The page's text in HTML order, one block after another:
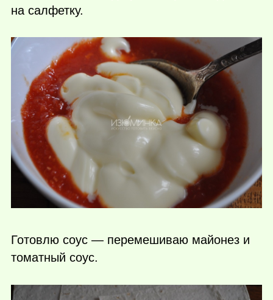
на салфетку.
Готовлю соус — перемешиваю майонез и
томатный соус.